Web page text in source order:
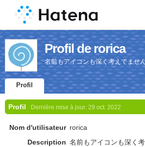
Profil de rorica
名前もアイコンも深く考えてませ
Profil
Profil Dernière mise à jour: 29 oct. 2022
Nom d'utilisateur rorica
Description 名前もアイコンも深く